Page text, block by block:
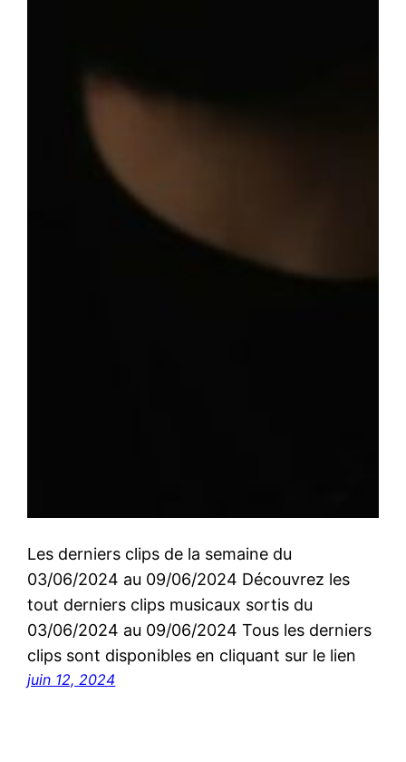
Les derniers clips de la semaine du
03/06/2024 au 09/06/2024 Découvrez les
tout derniers clips musicaux sortis du
03/06/2024 au 09/06/2024 Tous les derniers
clips sont disponibles en cliquant sur le lien
juin 12, 2024